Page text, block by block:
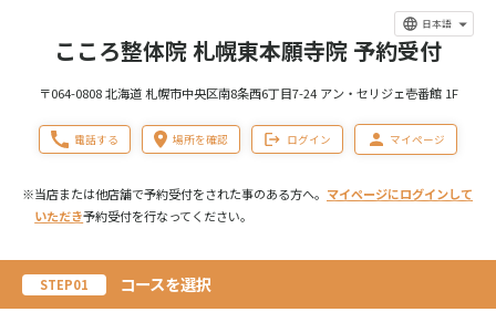
日本語
こころ整体院 札幌東本願寺院 予約受付
〒064-0808 北海道 札幌市中央区南8条西6丁目7-24 アン・セリジェ壱番館 1F
電話する 場所を確認 ログイン マイページ
※当店または他店舗で予約受付をされた事のある方へ。 マイページにログインして
いただき予約受付を行なってください。
STEP01 コースを選択